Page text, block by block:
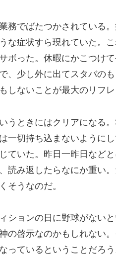
務でばたつかされている
な症状すら現れていた。
ボった。休暇にかこつけ
、少し外に出てスタバの
しないことが最大のリフ
うときにはクリアになる
一切持ち込まないように
ていた。昨日一昨日など
読み返したらなにか重い
そうなのだ。
ションの日に野球がない
の啓示なのかもしれない
っているということだろ